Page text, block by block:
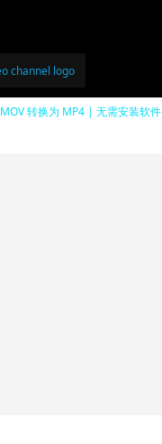
转换为 MP4 | 无需安装软件